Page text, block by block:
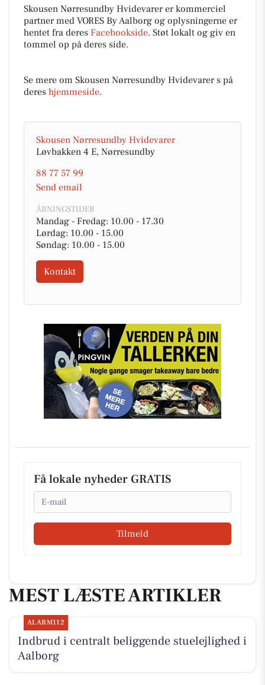
Skousen Nørresundby Hvidevarer er kommerciel
partner med VORES By Aalborg og oplysningerne er
hentet fra deres Facebookside. Støt lokalt og giv en
tommel op på deres side.
Se mere om Skousen Nørresundby Hvidevarer s på
deres hjemmeside.
Skousen Nørresundby Hvidevarer
Løvbakken 4 E, Nørresundby
88 77 57 99
Send email
ÅBNINGSTIDER
Mandag - Fredag: 10.00 - 17.30
Lørdag: 10.00 - 15.00
Søndag: 10.00 - 15.00
Kontakt
Få lokale nyheder GRATIS
Email
Tilmeld
MEST LÆSTE ARTIKLER
ALARM112
Indbrud i centralt beliggende stuelejlighed i
Aalborg